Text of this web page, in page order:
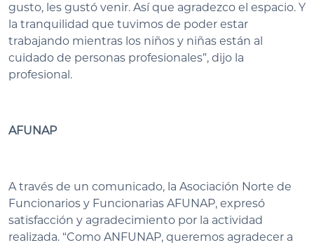
gusto, les gustó venir. Así que agradezco el espacio. Y
la tranquilidad que tuvimos de poder estar
trabajando mientras los niños y niñas están al
cuidado de personas profesionales”, dijo la
profesional.
AFUNAP
A través de un comunicado, la Asociación Norte de
Funcionarios y Funcionarias AFUNAP, expresó
satisfacción y agradecimiento por la actividad
realizada. “Como ANFUNAP, queremos agradecer a